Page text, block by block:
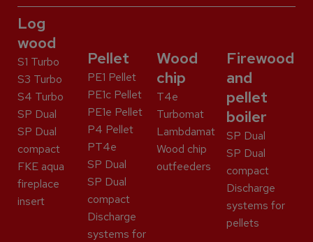
Log
wood
S1 Turbo
S3 Turbo
S4 Turbo
SP Dual
SP Dual
compact
FKE aqua
fireplace
insert
Pellet
PE1 Pellet
PE1c Pellet
PE1e Pellet
P4 Pellet
PT4e
SP Dual
SP Dual
compact
Discharge
systems for
Wood
chip
T4e
Turbomat
Lambdamat
Wood chip
outfeeders
Firewood
and
pellet
boiler
SP Dual
SP Dual
compact
Discharge
systems for
pellets